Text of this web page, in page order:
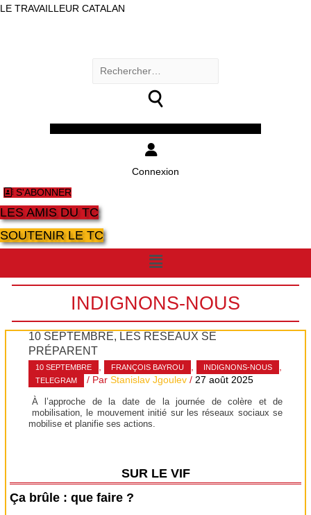
LE TRAVAILLEUR CATALAN
Rechercher :
Connexion
S'ABONNER
LES AMIS DU TC
SOUTENIR LE TC
Menu
INDIGNONS-NOUS
10 SEPTEMBRE, LES RÉSEAUX SE
PRÉPARENT
10 SEPTEMBRE , FRANÇOIS BAYROU , INDIGNONS-NOUS ,
TELEGRAM / ParStanislav Jgoulev /27 août 2025
À l’approche de la date de la journée de colère et de
mobilisation, le mouvement initié sur les réseaux sociaux se
mobilise et planifie ses actions.
SUR LE VIF
Ça brûle : que faire ?